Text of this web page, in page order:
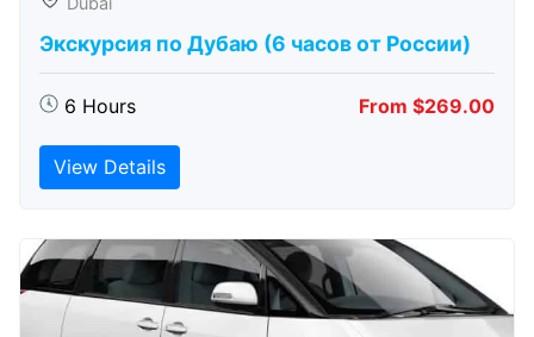
Экскурсия по Дубаю (6 часов от России)
6 Hours From $269.00
View Details